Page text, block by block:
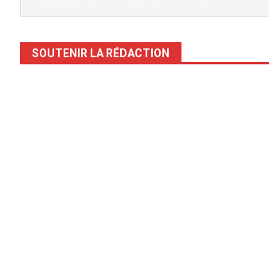
SOUTENIR LA RÉDACTION